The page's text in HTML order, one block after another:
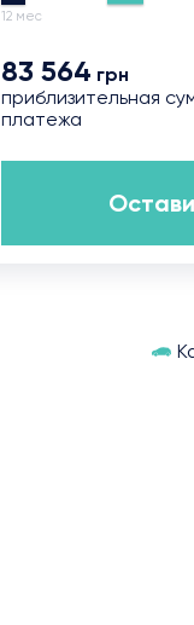
12 мес
83 564 грн
приблизительная
платежа